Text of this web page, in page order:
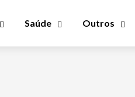
Saúde Outros